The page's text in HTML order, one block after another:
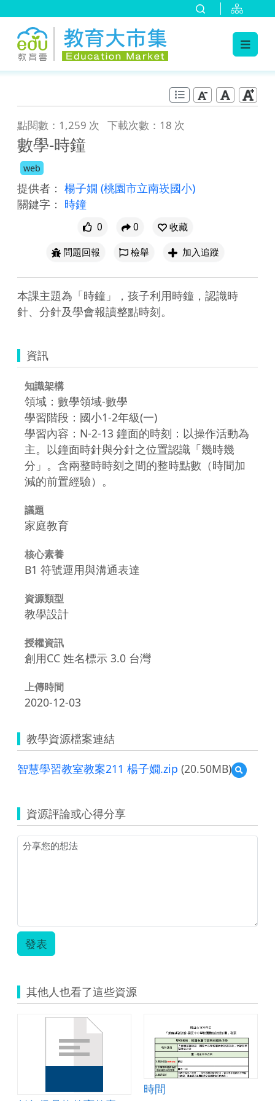
點閱數：1,259 次 下載次數：18 次
數學-時鐘
web
提供者： 楊子嫺 (桃園市立南崁國小)
關鍵字： 時鐘
0 0
收藏
問題回報
檢舉 加入追蹤
本課主題為「時鐘」，孩子利用時鐘，認識時
針、分針及學會報讀整點時刻。
資訊
知識架構
領域：數學領域-數學
學習階段：國小1-2年級(一)
學習內容：N-2-13 鐘面的時刻：以操作活動為
主。以鐘面時針與分針之位置認識「幾時幾
分」。含兩整時時刻之間的整時點數（時間加
減的前置經驗）。
議題
家庭教育
核心素養
B1 符號運用與溝通表達
資源類型
教學設計
授權資訊
創用CC 姓名標示 3.0 台灣
上傳時間
2020-12-03
教學資源檔案連結
智慧學習教室教案211 楊子嫺.zip (20.50MB)
預
覽
習
教
嫺.zip
資源評論或心得分享
發表
其他人也看了這些資源
時間